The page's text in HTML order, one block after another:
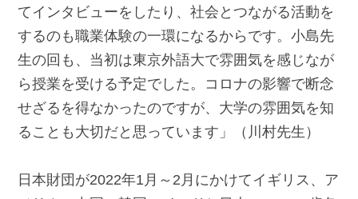
てインタビューをしたり、社会とつながる活動を
するのも職業体験の一環になるからです。小島先
生の回も、当初は東京外語大で雰囲気を感じなが
ら授業を受ける予定でした。コロナの影響で断念
せざるを得なかったのですが、大学の雰囲気を知
ることも大切だと思っています」（川村先生）
日本財団が2022年1月～2月にかけてイギリス、ア